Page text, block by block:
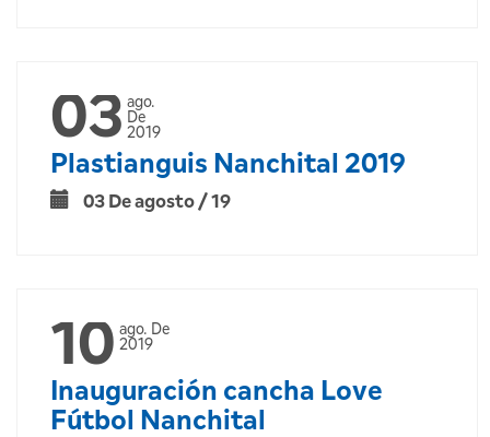
03 ago.
De
2019
Plastianguis Nanchital 2019
03 De agosto / 19
10 ago. De
2019
Inauguración cancha Love
Fútbol Nanchital